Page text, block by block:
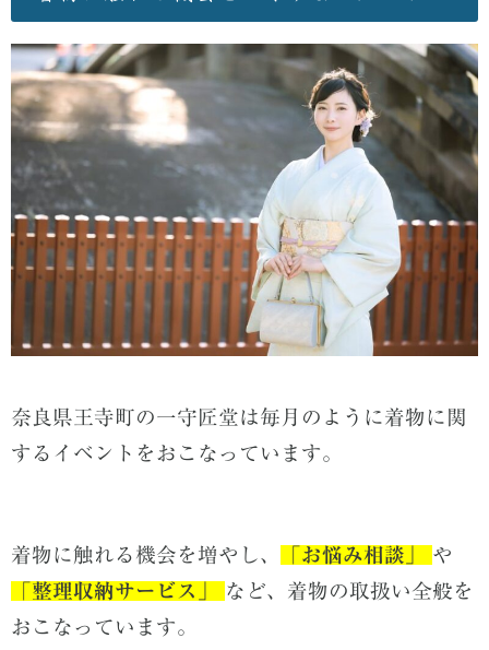
奈良県王寺町の一守匠堂は毎月のように着物に関
するイベントをおこなっています。
着物に触れる機会を増やし、 お悩み相談」
や
整理収納サービス」
など、着物の取扱い全般を
おこなっています。